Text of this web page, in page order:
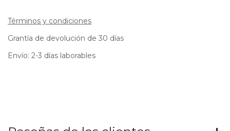
Términos y condiciones
Grantía de devolución de 30 días
Envío: 2-3 días laborables